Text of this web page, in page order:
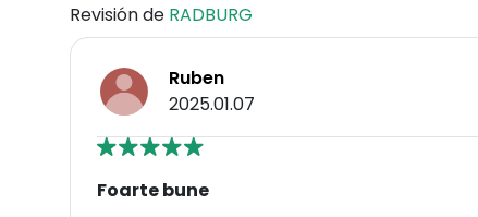
Revisión de RADBURG
Ruben
2025.01.07
Foarte bune